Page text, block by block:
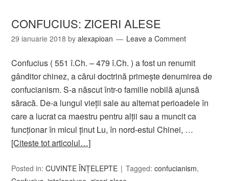
CONFUCIUS: ZICERI ALESE
29 ianuarie 2018 byalexapioan Leave a Comment
Confucius ( 551 î.Ch. – 479 î.Ch. ) a fost un renumit
gânditor chinez, a cărui doctrină primește denumirea de
confucianism. S-a născut într-o familie nobilă ajunsă
săracă. De-a lungul vieții sale au alternat perioadele în
care a lucrat ca maestru pentru alții sau a muncit ca
funcționar în micul ținut Lu, în nord-estul Chinei, …
[Citeste tot articolul…]
Posted in:CUVINTE ÎNȚELEPTE Tagged:confucianism,